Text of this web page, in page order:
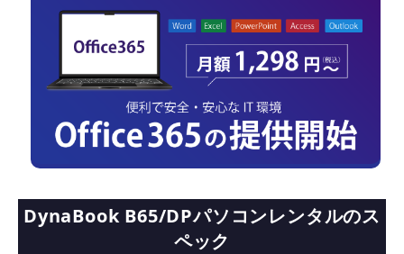
DynaBook B65/DPパソコンレンタルのス
ペック